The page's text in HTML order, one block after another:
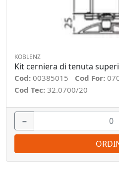
KOBLENZ
Kit cerniera di tenuta
Cod: 00385015 Cod For:
Cod Tec: 32.0700/20
−